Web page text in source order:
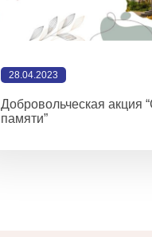
Добровольческая акция
памяти”
28.04.2023